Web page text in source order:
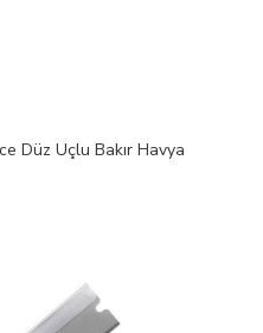
Düz Uçlu Bakır Havya